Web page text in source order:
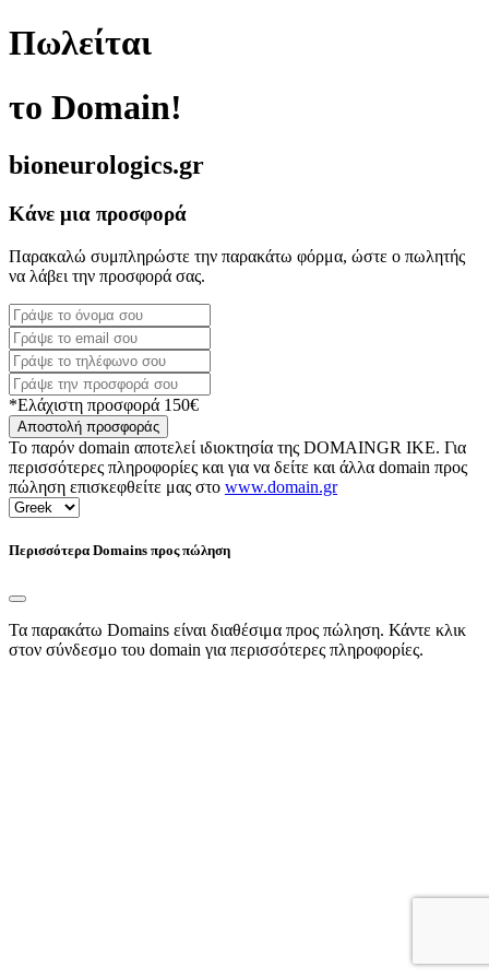
Πωλείται
το Domain!
bioneurologics.gr
Κάνε μια προσφορά
Παρακαλώ συμπληρώστε την παρακάτω φόρμα, ώστε ο πωλητής
να λάβει την προσφορά σας.
*Ελάχιστη προσφορά 150€
Αποστολή προσφοράς
Το παρόν domain αποτελεί ιδιοκτησία της DOMAINGR ΙΚΕ. Για
περισσότερες πληροφορίες και για να δείτε και άλλα domain προς
πώληση επισκεφθείτε μας στο www.domain.gr
Περισσότερα Domains προς πώληση
Τα παρακάτω Domains είναι διαθέσιμα προς πώληση. Κάντε κλικ
στον σύνδεσμο του domain για περισσότερες πληροφορίες.